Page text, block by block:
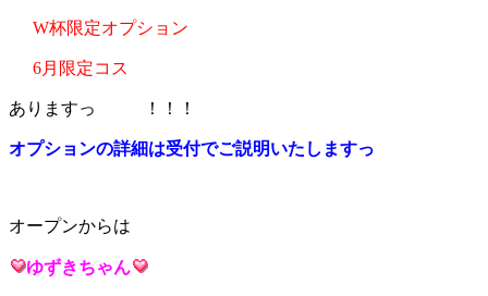
W杯限定オプション
6月限定コス
ありますっ ！！！
オプションの詳細は受付でご説明いたしますっ
オープンからは
ゆずきちゃん